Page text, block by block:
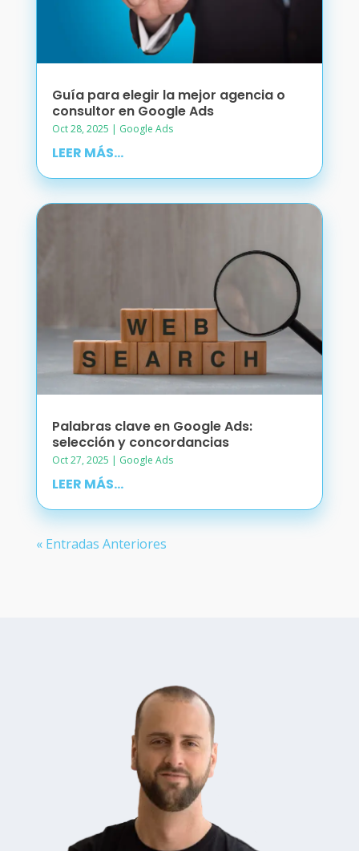
Guía para elegir la mejor agencia o
consultor en Google Ads
Oct 28, 2025 | Google Ads
LEER MÁS...
Palabras clave en Google Ads:
selección y concordancias
Oct 27, 2025 | Google Ads
LEER MÁS...
« Entradas Anteriores